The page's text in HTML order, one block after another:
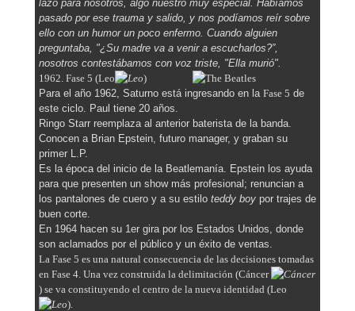
lazo para nosotros, algo nuestro muy especial. Habíamos
pasado por ese trauma y salido, y nos podíamos reír sobre
ello con un humor un poco enfermo. Cuando alguien
preguntaba, "¿Su madre va a venir a escucharlos?”,
nosotros contestábamos con voz triste, "Ella murió".
1962. Fase 5 (Leo
)
Para el año 1962, Saturno está ingresando en la Fase 5 de
este ciclo. Paul tiene 20 años.
Ringo Starr reemplaza al anterior baterista de la banda.
Conocen a Brian Epstein, futuro manager, y graban su
primer L.P.
Es la época del inicio de la Beatlemanía. Epstein los ayuda
para que presenten un show más profesional; renuncian a
los pantalones de cuero y a su estilo teddy boy por trajes de
buen corte.
En 1964 hacen su 1er gira por los Estados Unidos, donde
son aclamados por el público y un éxito de ventas.
La Fase 5 es una natural consecuencia de las decisiones tomadas
en Fase 4. Una vez construida la delimitación (Cáncer
) se va constituyendo el centro de la nueva identidad (Leo
).